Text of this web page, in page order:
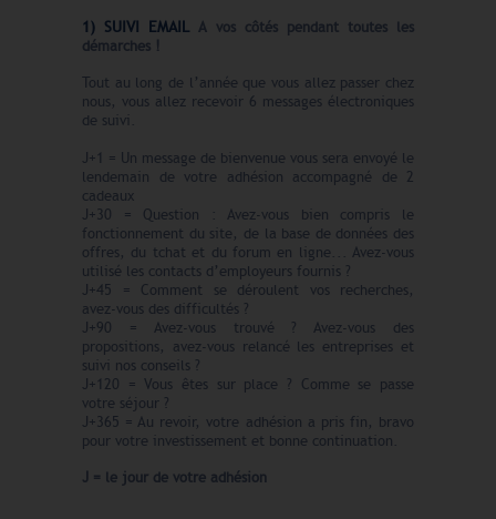
1) SUIVI EMAILA vos côtés pendant toutes les
démarches !
Tout au long de l’année que vous allez passer chez
nous, vous allez recevoir 6 messages électroniques
de suivi.
J+1 = Un message de bienvenue vous sera envoyé le
lendemain de votre adhésion accompagné de 2
cadeaux
J+30 = Question : Avez-vous bien compris le
fonctionnement du site, de la base de données des
offres, du tchat et du forum en ligne... Avez-vous
utilisé les contacts d’employeurs fournis ?
J+45 = Comment se déroulent vos recherches,
avez-vous des difficultés ?
J+90 = Avez-vous trouvé ? Avez-vous des
propositions, avez-vous relancé les entreprises et
suivi nos conseils ?
J+120 = Vous êtes sur place ? Comme se passe
votre séjour ?
J+365 = Au revoir, votre adhésion a pris fin, bravo
pour votre investissement et bonne continuation.
J = le jour de votre adhésion